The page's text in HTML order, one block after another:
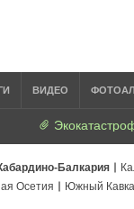
ВИДЕО
Балкария
Осетия Южный